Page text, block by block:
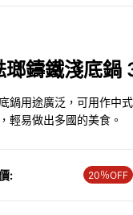
瑯鑄鐵淺底鍋
鍋用途廣泛，可用作中
輕易做出多國的美食。
: 20％OFF